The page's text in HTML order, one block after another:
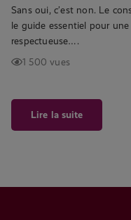
Sans oui, c’est non. Le
le guide essentiel pour
respectueuse….
1 500 vues
Lire la suite